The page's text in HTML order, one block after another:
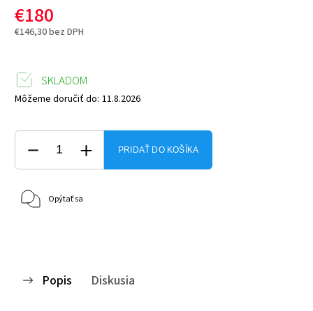
€180
€146,30 bez DPH
SKLADOM
Môžeme doručiť do: 11.8.2026
PRIDAŤ DO KOŠÍKA
Opýtať sa
Popis Diskusia